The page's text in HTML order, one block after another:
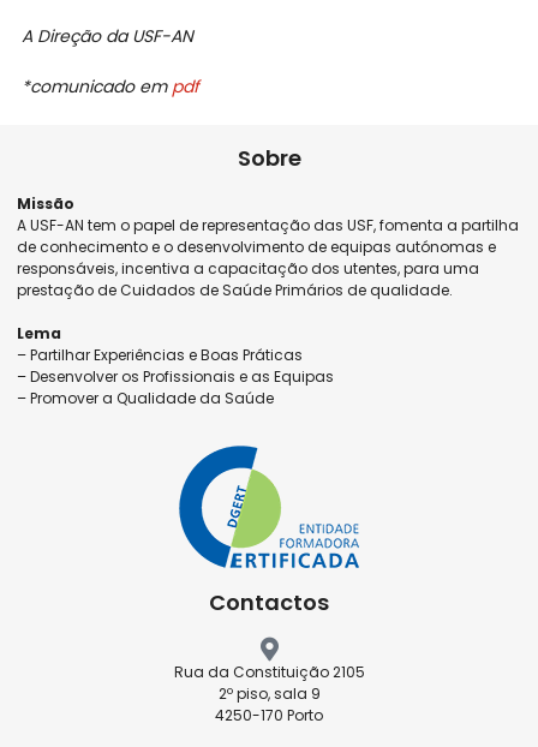
A Direção da USF-AN
*comunicado em pdf
Sobre
Missão
A USF-AN tem o papel de representação das USF, fomenta a partilha
de conhecimento e o desenvolvimento de equipas autónomas e
responsáveis, incentiva a capacitação dos utentes, para uma
prestação de Cuidados de Saúde Primários de qualidade.
Lema
– Partilhar Experiências e Boas Práticas
– Desenvolver os Profissionais e as Equipas
– Promover a Qualidade da Saúde
Contactos
Rua da Constituição 2105
2º piso, sala 9
4250-170 Porto